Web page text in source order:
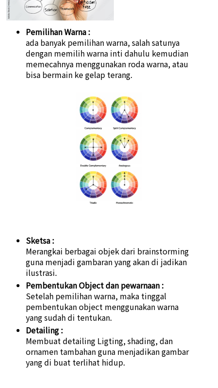
Pemilihan Warna :
ada banyak pemilihan warna, salah satunya
dengan memilih warna inti dahulu kemudian
memecahnya menggunakan roda warna, atau
bisa bermain ke gelap terang.
Sketsa :
Merangkai berbagai objek dari brainstorming
guna menjadi gambaran yang akan di jadikan
ilustrasi.
Pembentukan Object dan pewarnaan :
Setelah pemilihan warna, maka tinggal
pembentukan object menggunakan warna
yang sudah di tentukan.
Detailing :
Membuat detailing Ligting, shading, dan
ornamen tambahan guna menjadikan gambar
yang di buat terlihat hidup.